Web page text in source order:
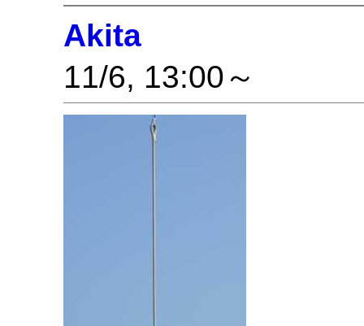
Akita
11/6, 13:00～